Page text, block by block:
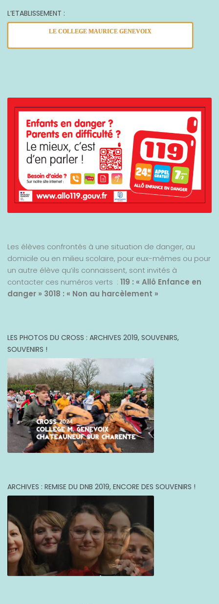
L’ETABLISSEMENT :
LE COLLEGE MAURICE GENEVOIX
Les élèves confrontés à une situation de danger, au
domicile ou en milieu scolaire, pour eux-mêmes ou pour
un autre élève qu’ils connaissent, sont invités à
contacter ces numéros verts : 119 : « Allô Enfance en
danger » 3018 : « Non au harcèlement »
LES PHOTOS DU CROSS : ARCHIVES 2019, SOUVENIRS,
SOUVENIRS !
ARCHIVES : REMISE DU DNB 2019, ENCORE DES SOUVENIRS !